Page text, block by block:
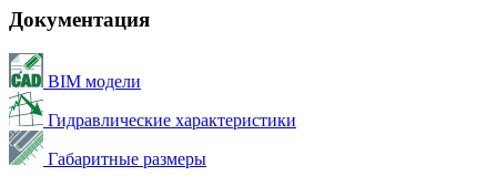
Документация
BIM модели
Гидравлические характеристики
Габаритные размеры